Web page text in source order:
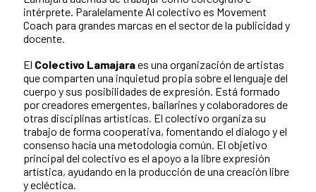
intérprete. Paralelamente Al colectivo es Movement
Coach para grandes marcas en el sector de la publicidad y
docente.
El Colectivo Lamajaraes una organización de artistas
que comparten una inquietud propia sobre el lenguaje del
cuerpo y sus posibilidades de expresión. Está formado
por creadores emergentes, bailarines y colaboradores de
otras disciplinas artísticas. El colectivo organiza su
trabajo de forma cooperativa, fomentando el dialogo y el
consenso hacía una metodología común. El objetivo
principal del colectivo es el apoyo a la libre expresión
artística, ayudando en la producción de una creación libre
y ecléctica.